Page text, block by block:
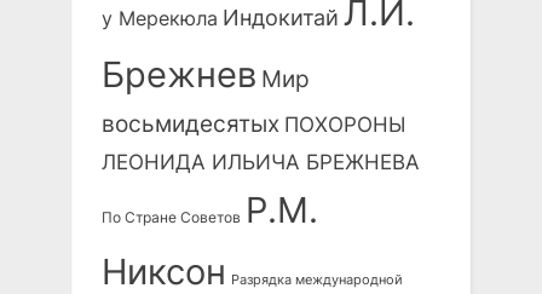
у Мерекюла Индокитай Л.И.
Брежнев Мир
восьмидесятых ПОХОРОНЫ
ЛЕОНИДА ИЛЬИЧА БРЕЖНЕВА
По Стране Советов Р.М.
Никсон Разрядка международной